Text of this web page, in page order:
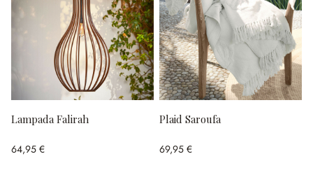
Lampada Falirah
64,95 €
Plaid Saroufa
69,95 €